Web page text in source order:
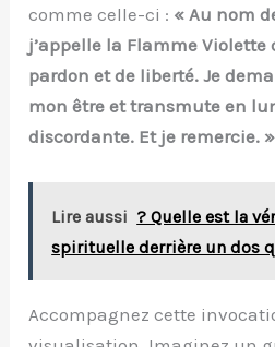
comme celle-ci : « Au nom
j’appelle la Flamme
pardon et de liberté. Je
mon être et transmute en
discordante. Et je remercie. »
Lire aussi ? Quelle est la
spirituelle derrière un dos
Accompagnez cette